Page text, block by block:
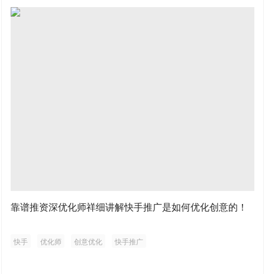
靠谱推资深优化师祥细讲解快手推广是如何优化创意的！
快手 优化师 创意优化 快手推广